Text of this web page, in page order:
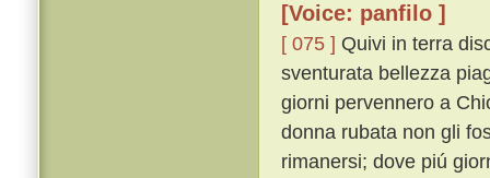
[Voice: panfilo ]
[ 075 ] Quivi in terra
sventurata bellezza
giorni pervennero a
donna rubata non gli
rimanersi; dove piú